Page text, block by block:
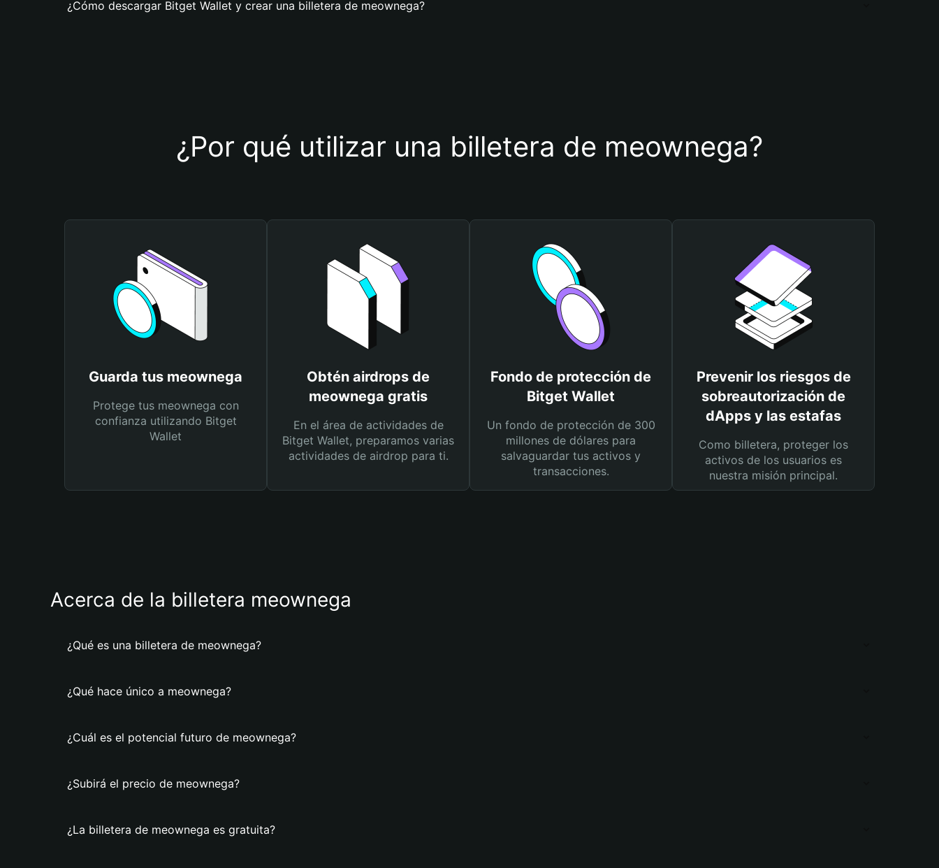
¿Cómo descargar Bitget Wallet y crear una billetera de meownega?
¿Por qué utilizar una billetera de meownega?
Guarda tus meownega
Protege tus meownega con
confianza utilizando Bitget
Wallet
Obtén airdrops de
meownega gratis
En el área de actividades de
Bitget Wallet, preparamos varias
actividades de airdrop para ti.
Fondo de protección de
Bitget Wallet
Un fondo de protección de 300
millones de dólares para
salvaguardar tus activos y
transacciones.
Prevenir los riesgos de
sobreautorización de
dApps y las estafas
Como billetera, proteger los
activos de los usuarios es
nuestra misión principal.
Acerca de la billetera meownega
¿Qué es una billetera de meownega?
¿Qué hace único a meownega?
¿Cuál es el potencial futuro de meownega?
¿Subirá el precio de meownega?
¿La billetera de meownega es gratuita?